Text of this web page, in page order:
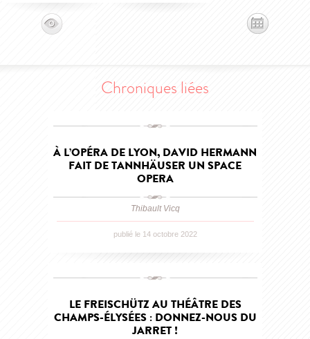
Chroniques liées
À L’OPÉRA DE LYON, DAVID HERMANN
FAIT DE TANNHÄUSER UN SPACE
OPERA
Thibault Vicq
publié le 14 octobre 2022
LE FREISCHÜTZ AU THÉÂTRE DES
CHAMPS-ÉLYSÉES : DONNEZ-NOUS DU
JARRET !